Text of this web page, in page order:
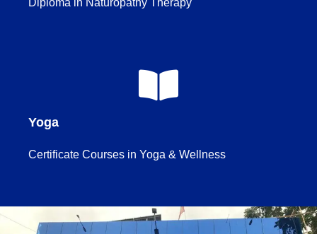
Diploma in Naturopathy Therapy
Yoga
Certificate Courses in Yoga & Wellness